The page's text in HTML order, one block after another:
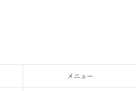
メニュー